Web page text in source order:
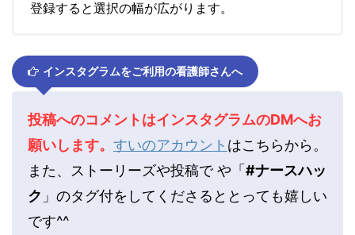
登録すると選択の幅が広がります。
インスタグラムをご利用の看護師さんへ
投稿へのコメントはインスタグラムのDMへお
願いします。 すいのアカウント はこちらから。
また、ストーリーズや投稿で や「#ナースハッ
ク 」のタグ付をしてくださるととっても嬉しい
です^^